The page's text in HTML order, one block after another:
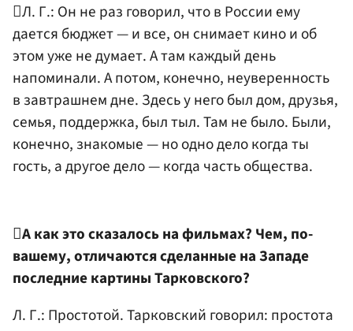
Л. Г.: Он не раз говорил, что в России ему
дается бюджет — и все, он снимает кино и об
этом уже не думает. А там каждый день
напоминали. А потом, конечно, неуверенность
в завтрашнем дне. Здесь у него был дом, друзья,
семья, поддержка, был тыл. Там не было. Были,
конечно, знакомые — но одно дело когда ты
гость, а другое дело — когда часть общества.
А как это сказалось на фильмах? Чем, по-
вашему, отличаются сделанные на Западе
последние картины Тарковского?
Л. Г.: Простотой. Тарковский говорил: простота